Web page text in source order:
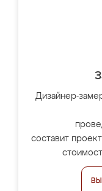
Дизайнер-
составит